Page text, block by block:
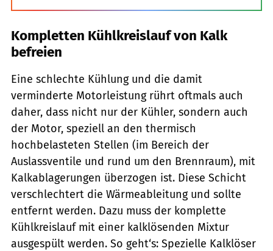
Kompletten Kühlkreislauf von Kalk
befreien
Eine schlechte Kühlung und die damit
verminderte Motorleistung rührt oftmals auch
daher, dass nicht nur der Kühler, sondern auch
der Motor, speziell an den thermisch
hochbelasteten Stellen (im Bereich der
Auslassventile und rund um den Brennraum), mit
Kalkablagerungen überzogen ist. Diese Schicht
verschlechtert die Wärmeableitung und sollte
entfernt werden. Dazu muss der komplette
Kühlkreislauf mit einer kalklösenden Mixtur
ausgespült werden. So geht‘s: Spezielle Kalklöser